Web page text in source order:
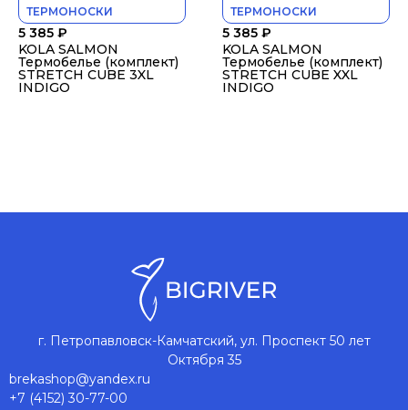
ТЕРМОНОСКИ
5 385 ₽
KOLA SALMON
Термобелье (комплект)
STRETCH CUBE 3XL
INDIGO
ТЕРМОНОСКИ
5 385 ₽
KOLA SALMON
Термобелье (комплект)
STRETCH CUBE XXL
INDIGO
г. Петропавловск-Камчатский, ул. Проспект 50 лет
Октября 35
brekashop@yandex.ru
+7 (4152) 30-77-00